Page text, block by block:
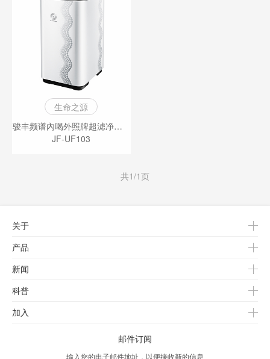
生命之源
骏丰频谱內喝外照牌超滤净水机
JF-UF103
共1/1页
关于
产品
新闻
科普
加入
邮件订阅
输入您的电子邮件地址，以便接收新的信息